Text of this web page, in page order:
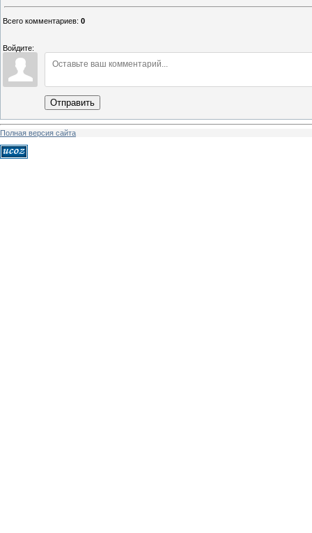
Всего комментариев: 0
Войдите:
Отправить
Полная версия сайта